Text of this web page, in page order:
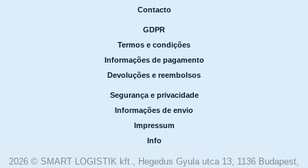
Contacto
GDPR
Termos e condições
Informações de pagamento
Devoluções e reembolsos
Segurança e privacidade
Informações de envio
Impressum
Info
2026 © SMART LOGISTIK kft., Hegedus Gyula utca 13, 1136 Budapest,